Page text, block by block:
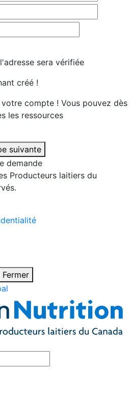
sera vérifiée
créé !
compte ! Vous pouvez dès
les ressources
suivante
demande
Producteurs laitiers du
Fermer